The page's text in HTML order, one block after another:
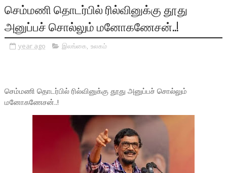
செம்மணி தொடர்பில் ரில்வினுக்கு தூது
அனுப்பச் சொல்லும் மனோகணேசன்..!
year ago இலங்கை, உலகம்
செம்மணி தொடர்பில் ரில்வினுக்கு தூது அனுப்பச் சொல்லும்
மனோகணேசன்..!